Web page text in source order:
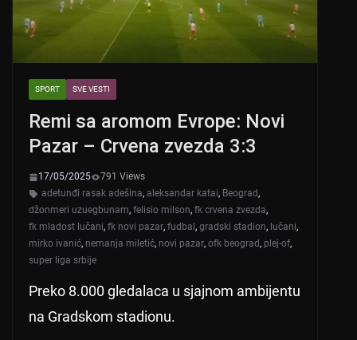
SPORT SVE VESTI
Remi sa aromom Evrope: Novi
Pazar – Crvena zvezda 3:3
17/05/2025
791 Views
adetunđi rasak adešina, aleksandar katai, Beograd,
džonmeri uzuegbunam, felisio milson, fk crvena zvezda,
fk mladost lučani, fk novi pazar, fudbal , gradski stadion, lučani,
mirko ivanić, nemanja miletić, novi pazar, ofk beograd, plej-of,
super liga srbije
Preko 8.000 gledalaca u sjajnom ambijentu
na Gradskom stadionu.